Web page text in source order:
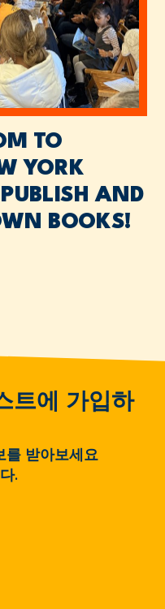
TO
YORK
AND
BOOKS!
트에 가입하
를 받아보세요
.